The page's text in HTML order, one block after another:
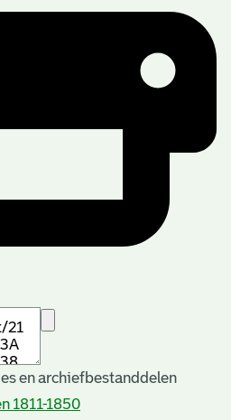
en archiefbestanddelen
1811-1850